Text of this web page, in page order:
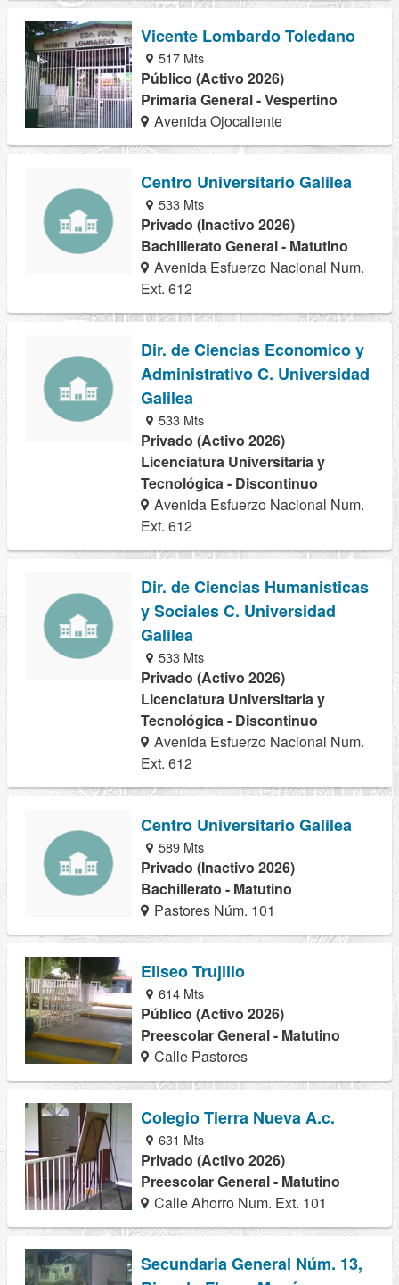
Vicente Lombardo Toledano
517 Mts
Público (Activo 2026)
Primaria General - Vespertino
Avenida Ojocaliente
Centro Universitario Galilea
533 Mts
Privado (Inactivo 2026)
Bachillerato General - Matutino
Avenida Esfuerzo Nacional Num.
Ext. 612
Dir. de Ciencias Economico y
Administrativo C. Universidad
Galilea
533 Mts
Privado (Activo 2026)
Licenciatura Universitaria y
Tecnológica - Discontinuo
Avenida Esfuerzo Nacional Num.
Ext. 612
Dir. de Ciencias Humanisticas
y Sociales C. Universidad
Galilea
533 Mts
Privado (Activo 2026)
Licenciatura Universitaria y
Tecnológica - Discontinuo
Avenida Esfuerzo Nacional Num.
Ext. 612
Centro Universitario Galilea
589 Mts
Privado (Inactivo 2026)
Bachillerato - Matutino
Pastores Núm. 101
Eliseo Trujillo
614 Mts
Público (Activo 2026)
Preescolar General - Matutino
Calle Pastores
Colegio Tierra Nueva A.c.
631 Mts
Privado (Activo 2026)
Preescolar General - Matutino
Calle Ahorro Num. Ext. 101
Secundaria General Núm. 13,